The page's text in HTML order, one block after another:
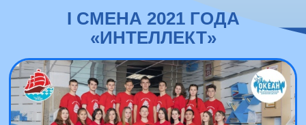
I СМЕНА 2021 ГОДА
«ИНТЕЛЛЕКТ»